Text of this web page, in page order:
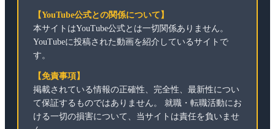
【YouTube公式との関係について】
本サイトはYouTube公式とは一切関係ありません。
YouTubeに投稿された動画を紹介しているサイトで
す。
【免責事項】
掲載されている情報の正確性、完全性、最新性につい
て保証するものではありません。 就職・転職活動にお
ける一切の損害について、当サイトは責任を負いませ